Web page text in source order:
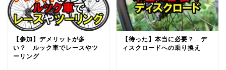
【参加】デメリットが多
い？ ルック車でレースやツ
ーリング
【待った】本当に必要？ デ
ィスクロードへの乗り換え